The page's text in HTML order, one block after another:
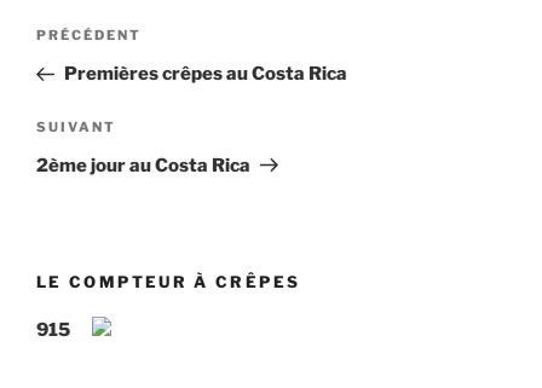
Navigation
l’article
Article
précédent
PRÉCÉDENT
Premières crêpes au Costa Rica
Article
suivant
SUIVANT
2ème jour au Costa Rica
LE COMPTEUR À CRÊPES
915